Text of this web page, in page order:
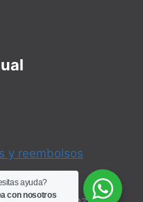
y reembolsos
ayuda?
con nosotros